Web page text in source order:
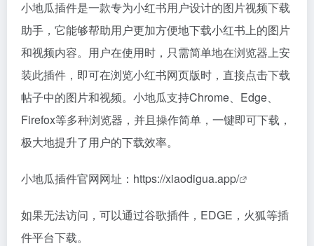
小地瓜插件是一款专为小红书用户设计的图片视频下载
助手，它能够帮助用户更加方便地下载小红书上的图片
和视频内容。用户在使用时，只需简单地在浏览器上安
装此插件，即可在浏览小红书网页版时，直接点击下载
帖子中的图片和视频。小地瓜支持Chrome、Edge、
Firefox等多种浏览器，并且操作简单，一键即可下载，
极大地提升了用户的下载效率。
小地瓜插件官网网址： https://xiaodigua.app/
如果无法访问，可以通过谷歌插件，EDGE，火狐等插
件平台下载。